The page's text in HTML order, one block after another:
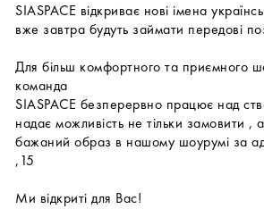
SIASPACE відкриває нові імена
вже завтра будуть займати передові
Для більш комфортного та приємного
команда
SIASPACE безперервно працює над
надає можливість не тільки замовити ,
бажаний образ в нашому шоурумі за
,15
Ми відкриті для Вас!